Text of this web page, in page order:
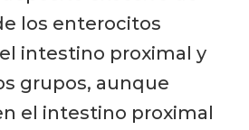
redujo la
enterocitos en el
los enterocitos
intestino proximal y
grupos, aunque
el intestino proximal